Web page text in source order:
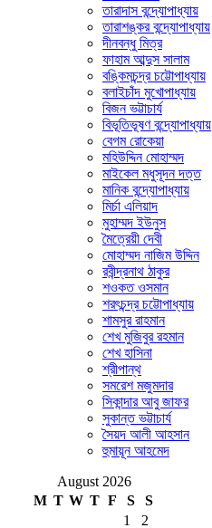
তারাদাস বন্দ্যোপাধ্যায়
তারাশঙ্কর বন্দ্যোপাধ্যায়
দীনবন্ধু মিত্র
ফাহাম আব্দুস সালাম
বঙ্কিমচন্দ্র চট্টোপাধ্যায়
বলাইচাঁদ মুখোপাধ্যায়
বিজন ভট্টাচার্য
বিভূতিভূষণ বন্দ্যোপাধ্যায়
বেগম রোকেয়া
মহিউদ্দিন মোহাম্মদ
মাইকেল মধুসূদন দত্ত
মানিক বন্দ্যোপাধ্যায়
মির্চা এলিয়াদ
মুহাম্মদ ইউনুস
মৈত্রেয়ী দেবী
মোহাম্মদ নাজিম উদ্দিন
রবীন্দ্রনাথ ঠাকুর
শওকত ওসমান
শরৎচন্দ্র চট্টোপাধ্যায়
শামসুর রাহমান
শেখ মুজিবুর রহমান
শেখ হাসিনা
শ্রীপান্থ
সমরেশ মজুমদার
সিকান্দার আবু জাফর
সুকান্ত ভট্টাচার্য
সৈয়দ আলী আহসান
হুমায়ূন আহমেদ
August 2026
M T W T F S
S
1
2